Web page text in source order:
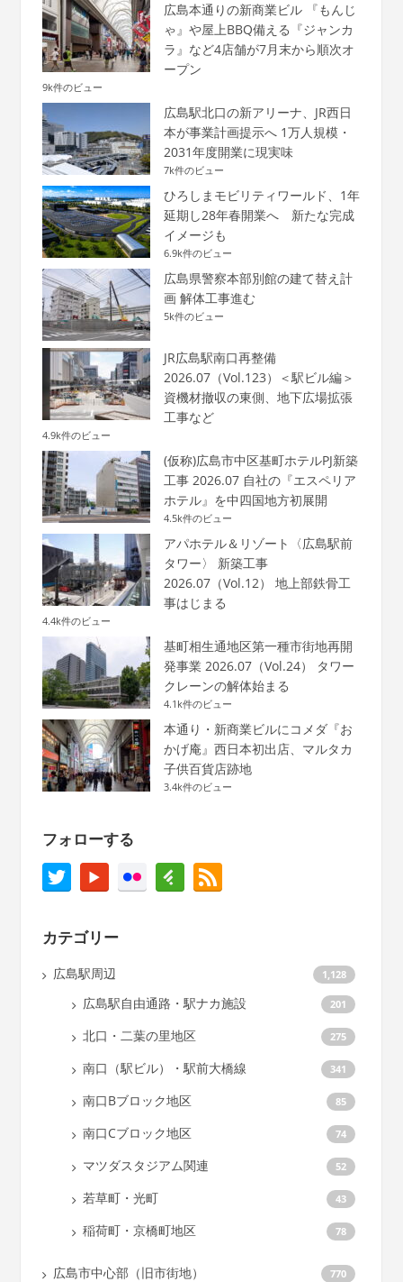
広島本通りの新商業ビル 『もんじ
ゃ』や屋上BBQ備える『ジャンカ
ラ』など4店舗が7月末から順次オ
ープン
9k件のビュー
広島駅北口の新アリーナ、JR西日
本が事業計画提示へ 1万人規模・
2031年度開業に現実味
7k件のビュー
ひろしまモビリティワールド、1年
延期し28年春開業へ 新たな完成
イメージも
6.9k件のビュー
広島県警察本部別館の建て替え計
画 解体工事進む
5k件のビュー
JR広島駅南口再整備
2026.07（Vol.123）＜駅ビル編＞
資機材撤収の東側、地下広場拡張
工事など
4.9k件のビュー
(仮称)広島市中区基町ホテルPJ新築
工事 2026.07 自社の『エスペリア
ホテル』を中四国地方初展開
4.5k件のビュー
アパホテル＆リゾート〈広島駅前
タワー〉 新築工事
2026.07（Vol.12） 地上部鉄骨工
事はじまる
4.4k件のビュー
基町相生通地区第一種市街地再開
発事業 2026.07（Vol.24） タワー
クレーンの解体始まる
4.1k件のビュー
本通り・新商業ビルにコメダ『お
かげ庵』西日本初出店、マルタカ
子供百貨店跡地
3.4k件のビュー
フォローする
カテゴリー
広島駅周辺 1,128
広島駅自由通路・駅ナカ施設 201
北口・二葉の里地区 275
南口（駅ビル）・駅前大橋線 341
南口Bブロック地区 85
南口Cブロック地区 74
マツダスタジアム関連 52
若草町・光町 43
稲荷町・京橋町地区 78
広島市中心部（旧市街地） 770